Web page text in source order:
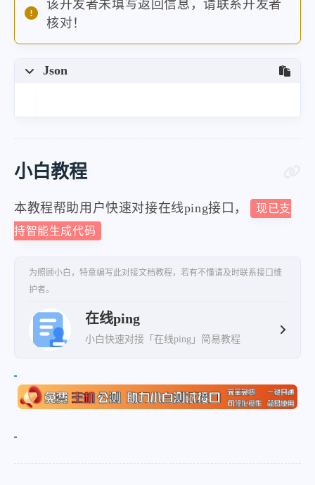
该开发者未填写返回信息，请联系开发者
核对！
Json
小白教程
本教程帮助用户快速对接在线ping接口，
现已支
持智能生成代码
为照顾小白，特意编写此对接文档教程，若有不懂请及时联系接口维
护者。
在线ping
小白快速对接「在线ping」简易教程